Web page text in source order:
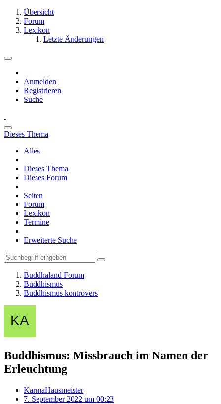
Übersicht
Forum
Lexikon
Letzte Änderungen
Anmelden
Registrieren
Suche
Dieses Thema
Alles
Dieses Thema
Dieses Forum
Seiten
Forum
Lexikon
Termine
Erweiterte Suche
Buddhaland Forum
Buddhismus
Buddhismus kontrovers
Buddhismus: Missbrauch im Namen der
Erleuchtung
KarmaHausmeister
7. September 2022 um 00:23